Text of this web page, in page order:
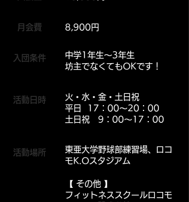
月会費 8,900円
入団条件
中学1年生～3年生
​坊主でなくてもOKです！
活動日時
火・水・金・土日祝
平日 17：00～20：00
土日祝 9：00～17：00
活動場所
東亜大学野球部練習場、ロコ
モK.Oスタジアム
【 その他 】
フィットネススクールロコモ